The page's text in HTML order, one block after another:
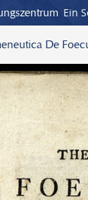
Ein
De